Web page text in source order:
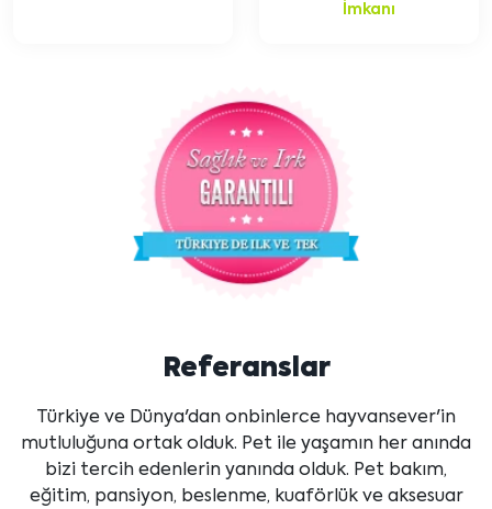
İmkanı
Referanslar
Türkiye ve Dünya'dan onbinlerce hayvansever'in
mutluluğuna ortak olduk. Pet ile yaşamın her anında
bizi tercih edenlerin yanında olduk. Pet bakım,
eğitim, pansiyon, beslenme, kuaförlük ve aksesuar